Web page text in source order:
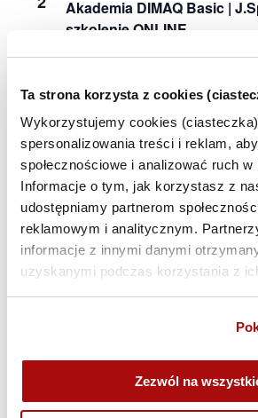
Ta strona korzysta z cookies
Wykorzystujemy cookies
spersonalizowania treści i reklam,
społecznościowe i analizować ruch
Informacje o tym, jak korzystasz z
udostępniamy partnerom
reklamowym i analitycznym.
informacje z innymi danymi
uzyskanymi podczas korzystania z
Zezwól na
Akademia DIMAQ Basic |
szkolenie ONLINE
12
Akademia DIMAQ
| 12-13 i 16-17.12 | szkolenie
styczeń 2025
PON.
27
Akademia DIMAQ
27-31.01 i 03-05.02 |
27 stycznia 2025 @ 13:15 5 lutego
03-07.03 | szkolenie ONLINE
7 marca